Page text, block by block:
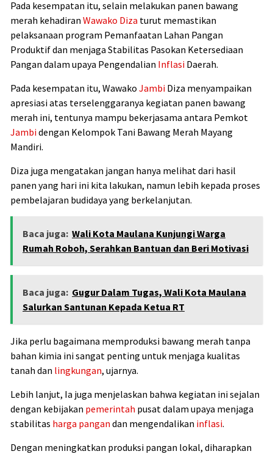
Pada kesempatan itu, selain melakukan panen bawang
merah kehadiran Wawako Diza turut memastikan
pelaksanaan program Pemanfaatan Lahan Pangan
Produktif dan menjaga Stabilitas Pasokan Ketersediaan
Pangan dalam upaya Pengendalian Inflasi Daerah.
Pada kesempatan itu, Wawako Jambi Diza menyampaikan
apresiasi atas terselenggaranya kegiatan panen bawang
merah ini, tentunya mampu bekerjasama antara Pemkot
Jambidengan Kelompok Tani Bawang Merah Mayang
Mandiri.
Diza juga mengatakan jangan hanya melihat dari hasil
panen yang hari ini kita lakukan, namun lebih kepada proses
pembelajaran budidaya yang berkelanjutan.
Baca juga: Wali Kota Maulana Kunjungi Warga
Rumah Roboh, Serahkan Bantuan dan Beri Motivasi
Baca juga: Gugur Dalam Tugas, Wali Kota Maulana
Salurkan Santunan Kepada Ketua RT
Jika perlu bagaimana memproduksi bawang merah tanpa
bahan kimia ini sangat penting untuk menjaga kualitas
tanah dan lingkungan, ujarnya.
Lebih lanjut, Ia juga menjelaskan bahwa kegiatan ini sejalan
dengan kebijakan pemerintah pusat dalam upaya menjaga
stabilitas harga pangan dan mengendalikan inflasi.
Dengan meningkatkan produksi pangan lokal, diharapkan